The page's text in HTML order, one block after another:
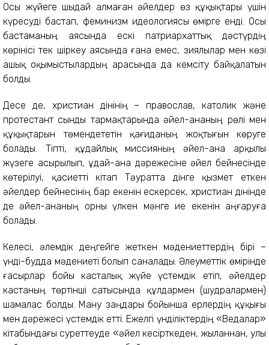
Осы жүйеге шыдай алмаған әйелдер өз құқықтары үшін
күресуді бастап, феминизм идеологиясы өмірге енді. Осы
бастаманың аясында ескі патриархаттық дәстүрдің
көрінісі тек шіркеу аясында ғана емес, зиялылар мен көзі
ашық оқымыстылардың арасында да кемсіту байқалатын
болды.
Десе де, христиан дінінің – православ, католик және
протестант сынды тармақтарында әйел-ананың рөлі мен
құқықтарын төмендететін қағиданың жоқтығын көруге
болады. Тіпті, құдайлық миссияның әйел-ана арқылы
жүзеге асырылып, Құдай-ана дәрежесіне әйел бейнесінде
көтерілуі, қасиетті кітап Тәуратта дінге қызмет еткен
әйелдер бейнесінің бар екенін ескерсек, христиан дінінде
де әйел-ананың орны үлкен мәнге ие екенін аңғаруға
болады.
Келесі, әлемдік деңгейге жеткен мәдениеттердің бірі –
үнді-будда мәдениеті болып саналады. Әлеуметтік өмірінде
ғасырлар бойы касталық жүйе үстемдік етіп, әйелдер
кастаның төртінші сатысында құлдармен (шудралармен)
шамалас болды. Ману заңдары бойынша ерлердің құқығы
мен дәрежесі үстемдік етті. Ежелгі үнділіктердің «Ведалар»
кітабындағы суреттеуде «әйел кесірткеден, жыланнан, улы